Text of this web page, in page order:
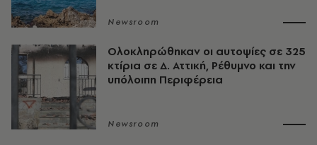
Newsroom
Ολοκληρώθηκαν οι αυτοψίες σε 325
κτίρια σε Δ. Αττική, Ρέθυμνο και την
υπόλοιπη Περιφέρεια
Newsroom